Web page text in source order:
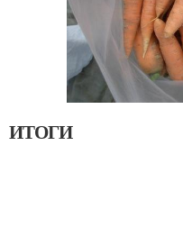
ИТОГИ